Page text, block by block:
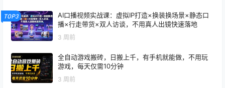
TOP3
AI口播视频实战课：虚拟IP打造×换装换场景×静态口
播×行走带货×双人访谈，不用真人出镜快速落地
3 周前
全自动游戏搬砖，日搬上千，有手机就能做，不用玩
游戏，每天仅需10分钟
3 周前